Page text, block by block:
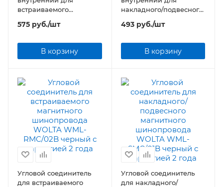
встраиваемого
магнитного
шинопровода WOLTA
575 руб./шт
В корзину
накладного/подвесного
магнитного
шинопровода WOLTA
493руб./шт
В корзину
Угловой соединитель
для встраиваемого
Угловой соединитель
для накладного/